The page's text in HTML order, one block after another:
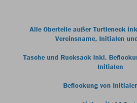
Alle Oberteile außer Turtleneck
Vereinsname, Initialen
Tasche und Rucksack inkl.
Initialen
Beflockung von